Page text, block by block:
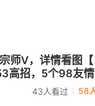
师V，详情看图
高招，5个98友情
43人看过 58